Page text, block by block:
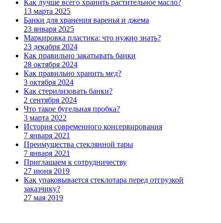
Как лучше всего хранить растительное масло?
13 марта 2025
Банки для хранения варенья и джема
23 января 2025
Маркировка пластика: что нужно знать?
23 декабря 2024
Как правильно закатывать банки
28 октября 2024
Как правильно хранить мед?
3 октября 2024
Как стерилизовать банки?
2 сентября 2024
Что такое бугельная пробка?
3 марта 2022
История современного консервирования
7 января 2021
Преимущества стеклянной тары
7 января 2021
Приглашаем к сотрудничеству
27 июня 2019
Как упаковывается стеклотара перед отгрузкой
заказчику?
27 мая 2019